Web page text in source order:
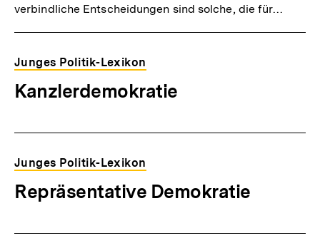
verbindliche Entscheidungen sind solche, die für…
Junges Politik-Lexikon
Kanzlerdemokratie
Junges Politik-Lexikon
Repräsentative Demokratie